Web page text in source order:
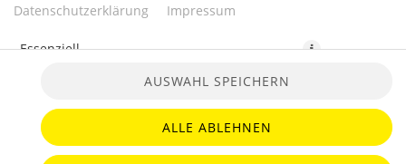
Datenschutzerklärung
Impressum
Essenziell
Statistiken
AUSWAHL SPEICHERN
ALLE ABLEHNEN
15,90 CHF *